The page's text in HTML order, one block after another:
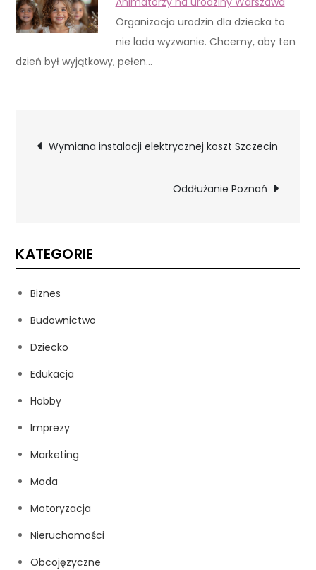
Organizacja urodzin dla dziecka to
nie lada wyzwanie. Chcemy, aby ten
dzień był wyjątkowy, pełen…
Nawigacja
Wymiana instalacji elektrycznej koszt Szczecin
Oddłużanie Poznań
KATEGORIE
Biznes
Budownictwo
Dziecko
Edukacja
Hobby
Imprezy
Marketing
Moda
Motoryzacja
Nieruchomości
Obcojęzyczne